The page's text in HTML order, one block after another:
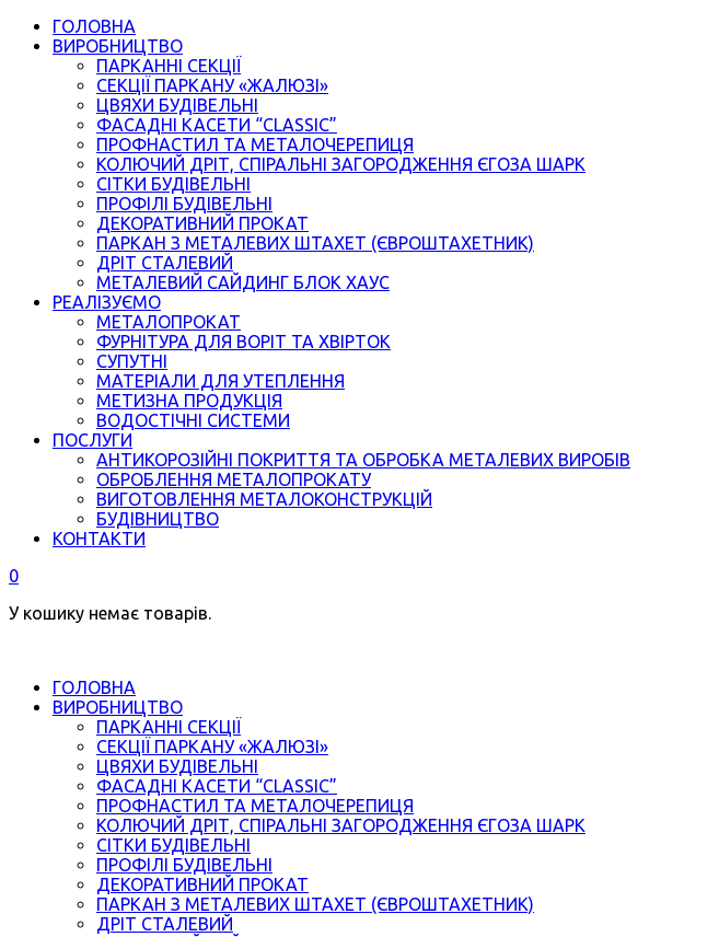
ГОЛОВНА
ВИРОБНИЦТВО
ПАРКАННІ СЕКЦІЇ
СЕКЦІЇ ПАРКАНУ «ЖАЛЮЗІ»
ЦВЯХИ БУДІВЕЛЬНІ
ФАСАДНІ КАСЕТИ “CLASSIC”
ПРОФНАСТИЛ ТА МЕТАЛОЧЕРЕПИЦЯ
КОЛЮЧИЙ ДРІТ, СПІРАЛЬНІ ЗАГОРОДЖЕННЯ ЄГОЗА ШАРК
СІТКИ БУДІВЕЛЬНІ
ПРОФІЛІ БУДІВЕЛЬНІ
ДЕКОРАТИВНИЙ ПРОКАТ
ПАРКАН З МЕТАЛЕВИХ ШТАХЕТ (ЄВРОШТАХЕТНИК)
ДРІТ СТАЛЕВИЙ
МЕТАЛЕВИЙ САЙДИНГ БЛОК ХАУС
РЕАЛІЗУЄМО
МЕТАЛОПРОКАТ
ФУРНІТУРА ДЛЯ ВОРІТ ТА ХВІРТОК
СУПУТНІ
МАТЕРІАЛИ ДЛЯ УТЕПЛЕННЯ
МЕТИЗНА ПРОДУКЦІЯ
ВОДОСТІЧНІ СИСТЕМИ
ПОСЛУГИ
АНТИКОРОЗІЙНІ ПОКРИТТЯ ТА ОБРОБКА МЕТАЛЕВИХ ВИРОБІВ
ОБРОБЛЕННЯ МЕТАЛОПРОКАТУ
ВИГОТОВЛЕННЯ МЕТАЛОКОНСТРУКЦІЙ
БУДІВНИЦТВО
КОНТАКТИ
0
У кошику немає товарів.
ГОЛОВНА
ВИРОБНИЦТВО
ПАРКАННІ СЕКЦІЇ
СЕКЦІЇ ПАРКАНУ «ЖАЛЮЗІ»
ЦВЯХИ БУДІВЕЛЬНІ
ФАСАДНІ КАСЕТИ “CLASSIC”
ПРОФНАСТИЛ ТА МЕТАЛОЧЕРЕПИЦЯ
КОЛЮЧИЙ ДРІТ, СПІРАЛЬНІ ЗАГОРОДЖЕННЯ ЄГОЗА ШАРК
СІТКИ БУДІВЕЛЬНІ
ПРОФІЛІ БУДІВЕЛЬНІ
ДЕКОРАТИВНИЙ ПРОКАТ
ПАРКАН З МЕТАЛЕВИХ ШТАХЕТ (ЄВРОШТАХЕТНИК)
ДРІТ СТАЛЕВИЙ